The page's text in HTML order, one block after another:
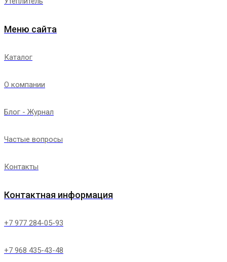
Меню сайта
Каталог
О компании
Блог - Журнал
Частые вопросы
Контакты
Контактная информация
+7 977 284-05-93
+7 968 435-43-48